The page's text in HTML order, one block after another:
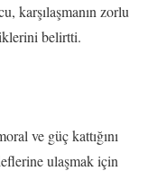
karşılaşmanın zorlu
belirtti.
ve güç kattığını
ulaşmak için